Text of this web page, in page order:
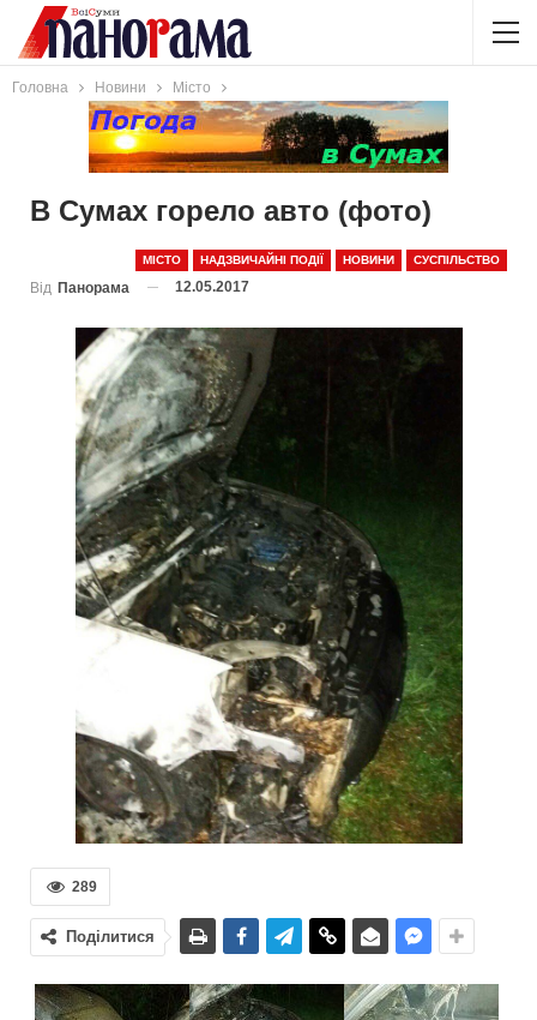
Головна Новини Місто
В Сумах горело авто (фото)
МІСТО НАДЗВИЧАЙНІ ПОДІЇ НОВИНИ СУСПІЛЬСТВО
Від Панорама 12.05.2017
289
Поділитися